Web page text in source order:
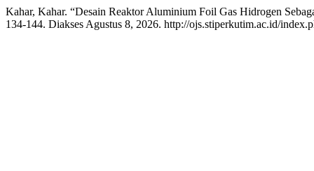
Kahar, Kahar. “Desain Reaktor Aluminium Foil Gas Hidrogen
134-144. Diakses Agustus 8, 2026. http://ojs.stiperkutim.ac.id/